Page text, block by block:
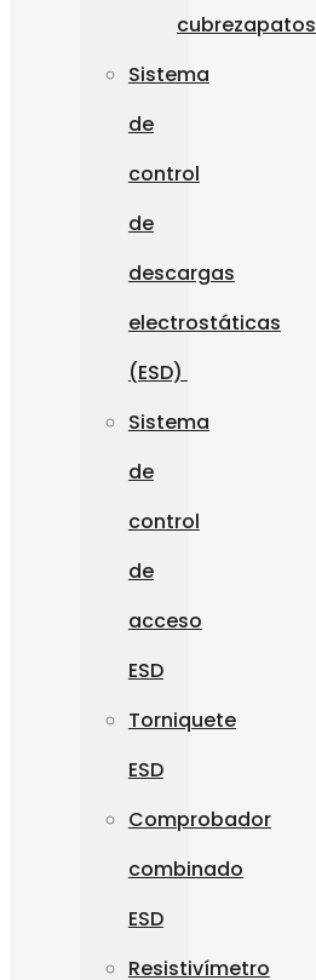
cubrezapatos
Sistema
de
control
de
descargas
electrostáticas
(ESD)
Sistema
de
control
de
acceso
ESD
Torniquete
ESD
Comprobador
combinado
ESD
Resistivímetro